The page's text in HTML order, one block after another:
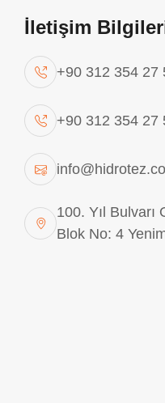
İletişim
+90 312 354 27
+90 312 354 27
100. Yıl
Blok No: 4